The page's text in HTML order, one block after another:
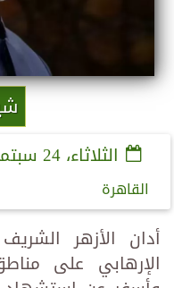
الثلاثاء، 24 سبتمبر 2024
القاهرة
أدان الأزهر
الإرهابي على